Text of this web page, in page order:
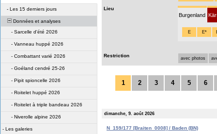
- Les 15 derniers jours
Données et analyses
- Sarcelle d'été 2026
- Vanneau huppé 2026
- Combattant varié 2026
- Goéland cendré 25-26
- Pipit spioncelle 2026
- Roitelet huppé 2026
- Roitelet à triple bandeau 2026
- Niverolle alpine 2026
- Les galeries
Lieu
Burgenland
E E*
Restriction avec photos
1 2 3 4 5 6
dimanche, 9. août 2026
N_159/177 [Braiten_0008] / Baden (BN)